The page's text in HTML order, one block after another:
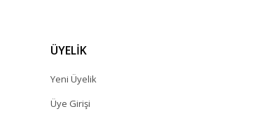
ÜYELİK
Yeni Üyelik
Üye Girişi